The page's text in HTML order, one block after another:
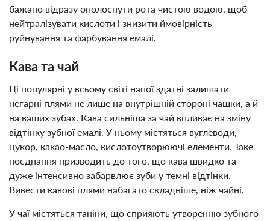
бажано відразу ополоснути рота чистою водою, щоб
нейтралізувати кислоти і знизити ймовірність
руйнування та фарбування емалі.
Кава та чай
Ці популярні у всьому світі напої здатні залишати
негарні плями не лише на внутрішній стороні чашки, а й
на ваших зубах. Кава сильніша за чай впливає на зміну
відтінку зубної емалі. У ньому містяться вуглеводи,
цукор, какао-масло, кислотоутворюючі елементи. Таке
поєднання призводить до того, що кава швидко та
дуже інтенсивно забарвлює зуби у темні відтінки.
Вивести кавові плями набагато складніше, ніж чайні.
У чаї містяться таніни, що сприяють утворенню зубного